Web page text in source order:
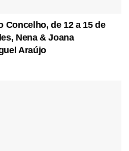
Concelho, de 12 a 15 de
Nena & Joana
Araújo